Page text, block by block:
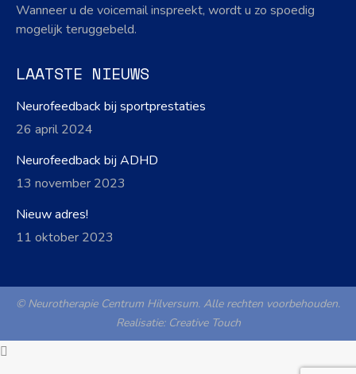
Wanneer u de voicemail inspreekt, wordt u zo spoedig
mogelijk teruggebeld.
LAATSTE NIEUWS
Neurofeedback bij sportprestaties
26 april 2024
Neurofeedback bij ADHD
13 november 2023
Nieuw adres!
11 oktober 2023
© Neurotherapie Centrum Hilversum. Alle rechten voorbehouden.
Realisatie: Creative Touch